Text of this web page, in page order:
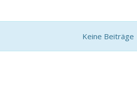
Keine Beiträge